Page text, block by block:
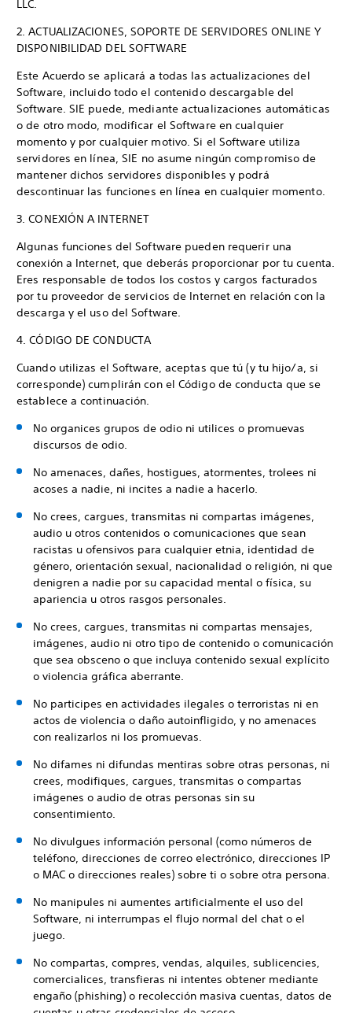
LLC.
2. ACTUALIZACIONES, SOPORTE DE SERVIDORES ONLINE Y
DISPONIBILIDAD DEL SOFTWARE
Este Acuerdo se aplicará a todas las actualizaciones del
Software, incluido todo el contenido descargable del
Software. SIE puede, mediante actualizaciones automáticas
o de otro modo, modificar el Software en cualquier
momento y por cualquier motivo. Si el Software utiliza
servidores en línea, SIE no asume ningún compromiso de
mantener dichos servidores disponibles y podrá
descontinuar las funciones en línea en cualquier momento.
3. CONEXIÓN A INTERNET
Algunas funciones del Software pueden requerir una
conexión a Internet, que deberás proporcionar por tu cuenta.
Eres responsable de todos los costos y cargos facturados
por tu proveedor de servicios de Internet en relación con la
descarga y el uso del Software.
4. CÓDIGO DE CONDUCTA
Cuando utilizas el Software, aceptas que tú (y tu hijo/a, si
corresponde) cumplirán con el Código de conducta que se
establece a continuación.
No organices grupos de odio ni utilices o promuevas
discursos de odio.
No amenaces, dañes, hostigues, atormentes, trolees ni
acoses a nadie, ni incites a nadie a hacerlo.
No crees, cargues, transmitas ni compartas imágenes,
audio u otros contenidos o comunicaciones que sean
racistas u ofensivos para cualquier etnia, identidad de
género, orientación sexual, nacionalidad o religión, ni que
denigren a nadie por su capacidad mental o física, su
apariencia u otros rasgos personales.
No crees, cargues, transmitas ni compartas mensajes,
imágenes, audio ni otro tipo de contenido o comunicación
que sea obsceno o que incluya contenido sexual explícito
o violencia gráfica aberrante.
No participes en actividades ilegales o terroristas ni en
actos de violencia o daño autoinfligido, y no amenaces
con realizarlos ni los promuevas.
No difames ni difundas mentiras sobre otras personas, ni
crees, modifiques, cargues, transmitas o compartas
imágenes o audio de otras personas sin su
consentimiento.
No divulgues información personal (como números de
teléfono, direcciones de correo electrónico, direcciones IP
o MAC o direcciones reales) sobre ti o sobre otra persona.
No manipules ni aumentes artificialmente el uso del
Software, ni interrumpas el flujo normal del chat o el
juego.
No compartas, compres, vendas, alquiles, sublicencies,
comercialices, transfieras ni intentes obtener mediante
engaño (phishing) o recolección masiva cuentas, datos de